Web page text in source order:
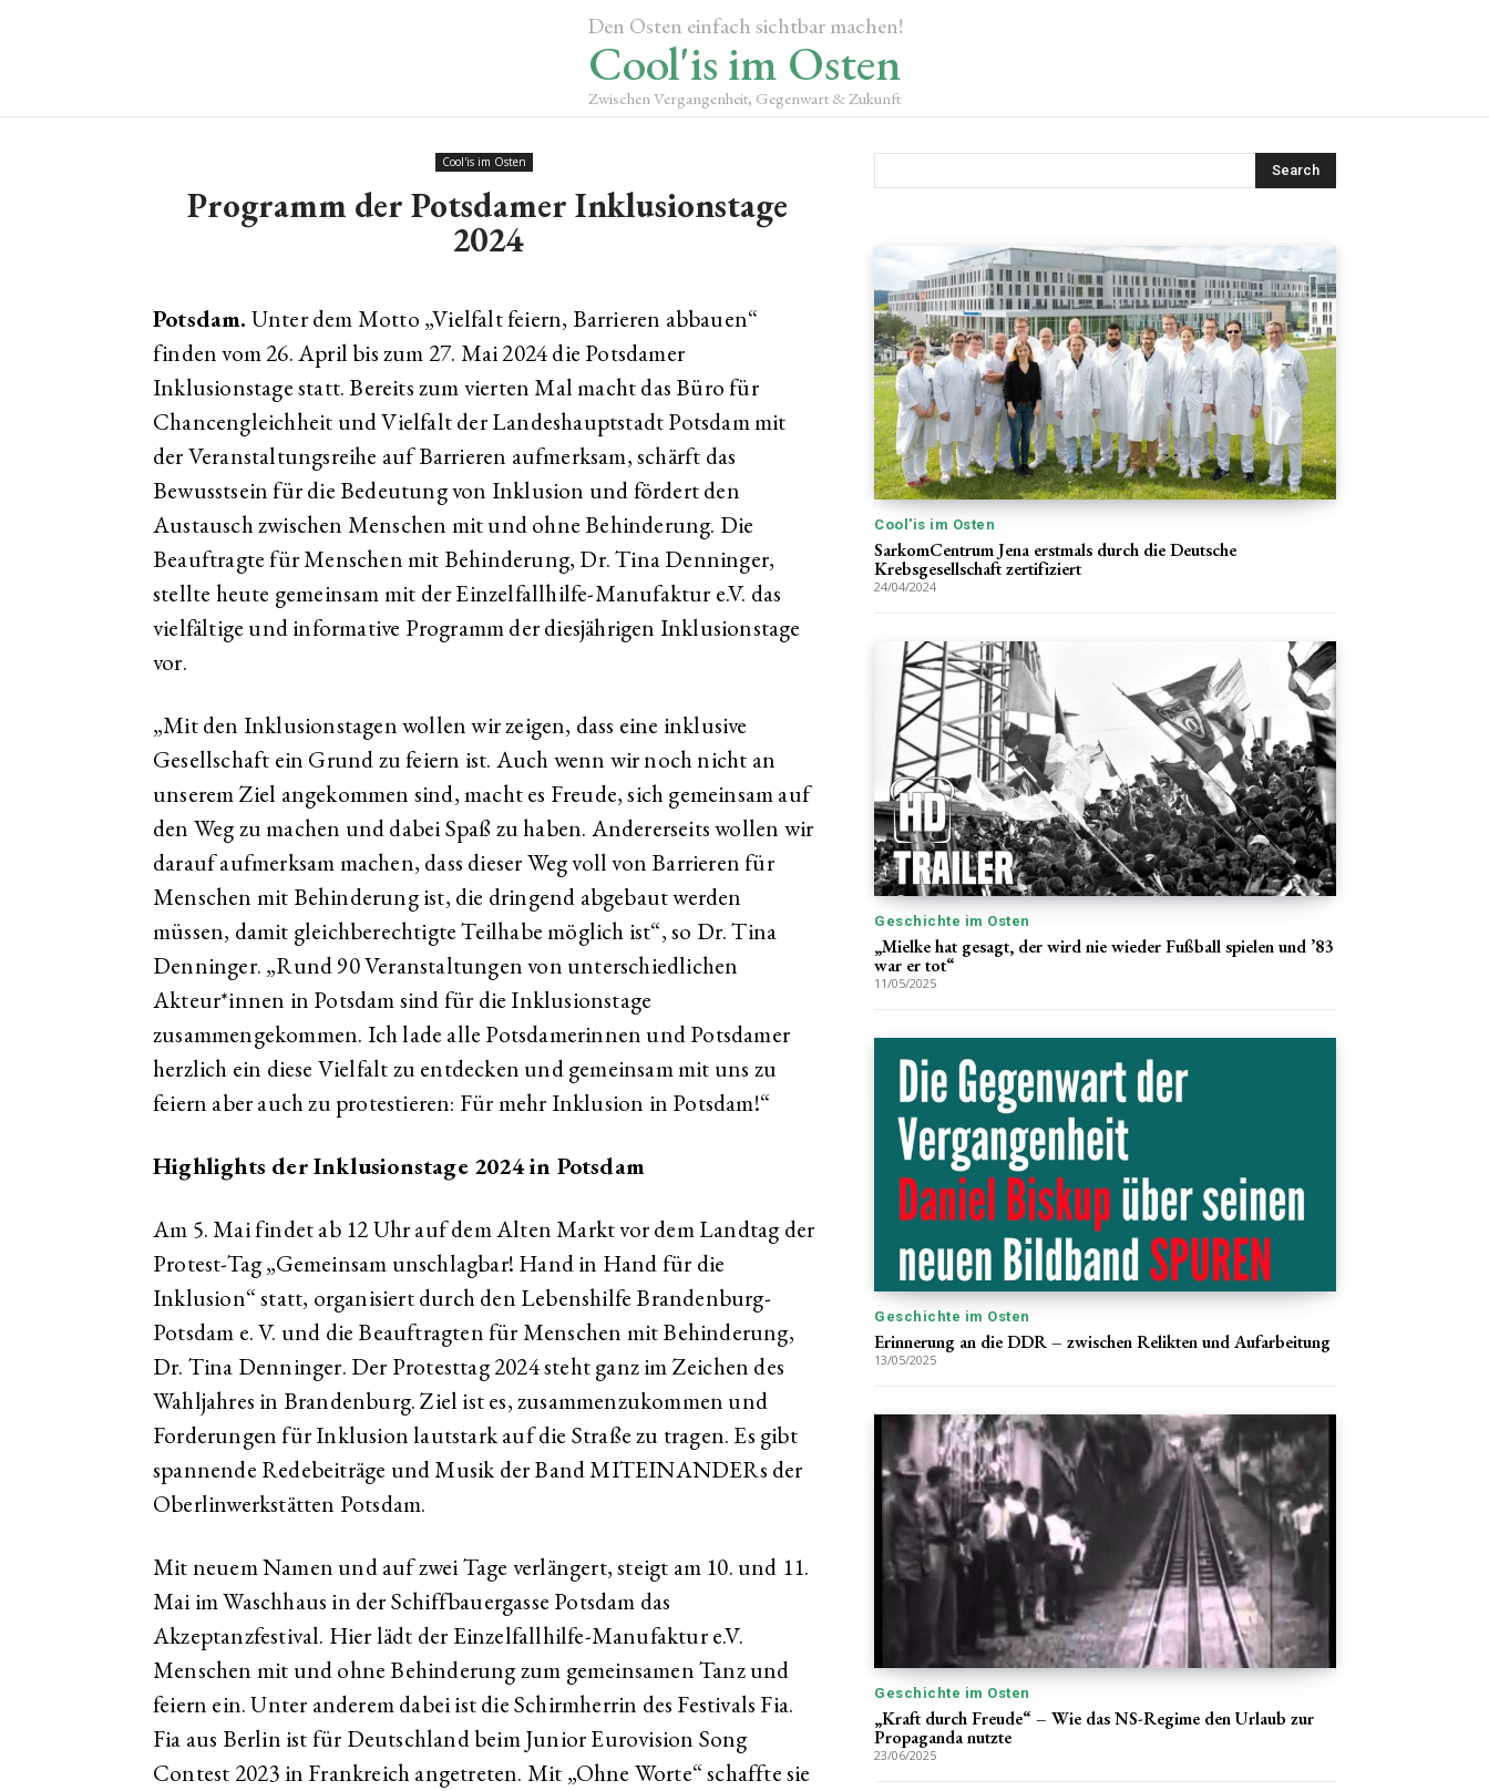
Den Osten einfach sichtbar machen!
Cool'is im Osten
Zwischen Vergangenheit, Gegenwart & Zukunft
Cool'is im Osten
Programm der Potsdamer Inklusionstage
2024
Potsdam. Unter dem Motto „Vielfalt feiern, Barrieren abbauen“
finden vom 26. April bis zum 27. Mai 2024 die Potsdamer
Inklusionstage statt. Bereits zum vierten Mal macht das Büro für
Chancengleichheit und Vielfalt der Landeshauptstadt Potsdam mit
der Veranstaltungsreihe auf Barrieren aufmerksam, schärft das
Bewusstsein für die Bedeutung von Inklusion und fördert den
Austausch zwischen Menschen mit und ohne Behinderung. Die
Beauftragte für Menschen mit Behinderung, Dr. Tina Denninger,
stellte heute gemeinsam mit der Einzelfallhilfe-Manufaktur e.V. das
vielfältige und informative Programm der diesjährigen Inklusionstage
vor.
„Mit den Inklusionstagen wollen wir zeigen, dass eine inklusive
Gesellschaft ein Grund zu feiern ist. Auch wenn wir noch nicht an
unserem Ziel angekommen sind, macht es Freude, sich gemeinsam auf
den Weg zu machen und dabei Spaß zu haben. Andererseits wollen wir
darauf aufmerksam machen, dass dieser Weg voll von Barrieren für
Menschen mit Behinderung ist, die dringend abgebaut werden
müssen, damit gleichberechtigte Teilhabe möglich ist“, so Dr. Tina
Denninger. „Rund 90 Veranstaltungen von unterschiedlichen
Akteur*innen in Potsdam sind für die Inklusionstage
zusammengekommen. Ich lade alle Potsdamerinnen und Potsdamer
herzlich ein diese Vielfalt zu entdecken und gemeinsam mit uns zu
feiern aber auch zu protestieren: Für mehr Inklusion in Potsdam!“
Highlights der Inklusionstage 2024 in Potsdam
Am 5. Mai findet ab 12 Uhr auf dem Alten Markt vor dem Landtag der
Protest-Tag „Gemeinsam unschlagbar! Hand in Hand für die
Inklusion“ statt, organisiert durch den Lebenshilfe Brandenburg-
Potsdam e. V. und die Beauftragten für Menschen mit Behinderung,
Dr. Tina Denninger. Der Protesttag 2024 steht ganz im Zeichen des
Wahljahres in Brandenburg. Ziel ist es, zusammenzukommen und
Forderungen für Inklusion lautstark auf die Straße zu tragen. Es gibt
spannende Redebeiträge und Musik der Band MITEINANDERs der
Oberlinwerkstätten Potsdam.
Mit neuem Namen und auf zwei Tage verlängert, steigt am 10. und 11.
Mai im Waschhaus in der Schiffbauergasse Potsdam das
Akzeptanzfestival. Hier lädt der Einzelfallhilfe-Manufaktur e.V.
Menschen mit und ohne Behinderung zum gemeinsamen Tanz und
feiern ein. Unter anderem dabei ist die Schirmherrin des Festivals Fia.
Fia aus Berlin ist für Deutschland beim Junior Eurovision Song
Contest 2023 in Frankreich angetreten. Mit „Ohne Worte“ schaffte sie
Search
Cool'is im Osten
SarkomCentrum Jena erstmals durch die Deutsche
Krebsgesellschaft zertifiziert
24/04/2024
Geschichte im Osten
„Mielke hat gesagt, der wird nie wieder Fußball spielen und ’83
war er tot“
11/05/2025
Geschichte im Osten
Erinnerung an die DDR – zwischen Relikten und Aufarbeitung
13/05/2025
Geschichte im Osten
„Kraft durch Freude“ – Wie das NS-Regime den Urlaub zur
Propaganda nutzte
23/06/2025